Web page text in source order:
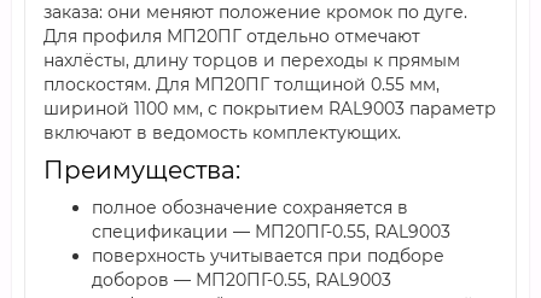
заказа: они меняют положение кромок по дуге.
Для профиля МП20ПГ отдельно отмечают
нахлёсты, длину торцов и переходы к прямым
плоскостям. Для МП20ПГ толщиной 0.55 мм,
шириной 1100 мм, с покрытием RAL9003 параметр
включают в ведомость комплектующих.
Преимущества:
полное обозначение сохраняется в
спецификации — МП20ПГ-0.55, RAL9003
поверхность учитывается при подборе
доборов — МП20ПГ-0.55, RAL9003